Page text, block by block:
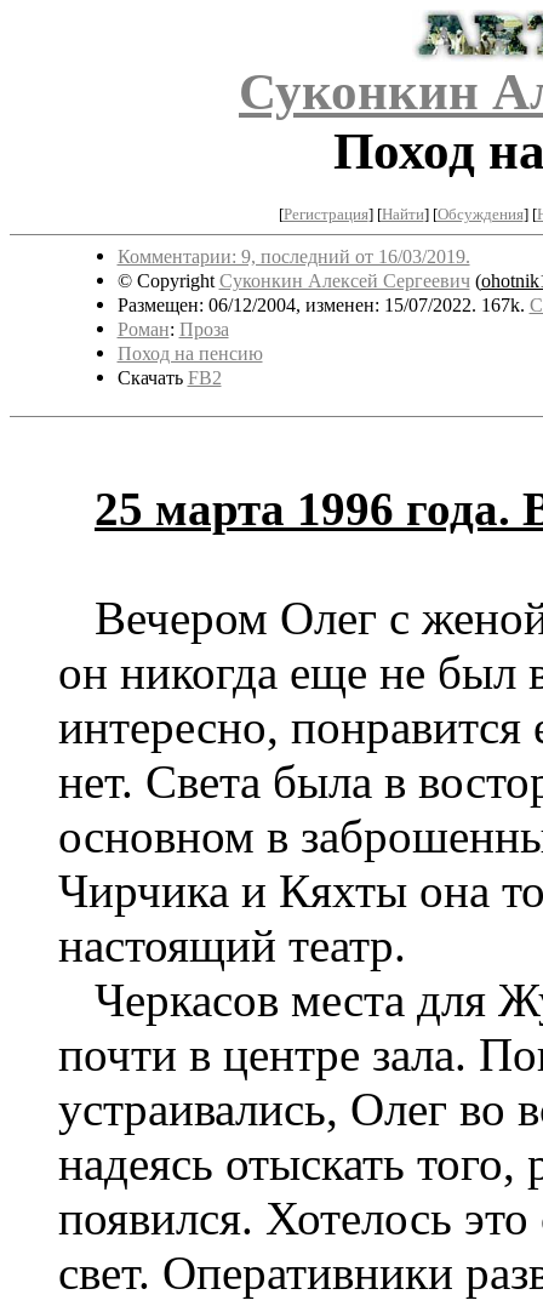
Суконкин
Поход
[Регистрация] [Найти] [Обсуждения] [
Комментарии: 9, последний от 16/03/2019.
© CopyrightСуконкин Алексей Сергеевич(
Размещен: 06/12/2004, изменен: 15/07/2022. 167k.
Роман: Проза
Поход на пенсию
Скачать FB2
25 марта 1996 года.
Вечером Олег с
он никогда еще не был
интересно,
нет. Света была в
основном в
Чирчика и Кяхты она
настоящий театр.
Черкасов места для
почти в центре зала.
устраивались, Олег во
надеясь отыскать того,
появился. Хотелось это
свет. Оперативники